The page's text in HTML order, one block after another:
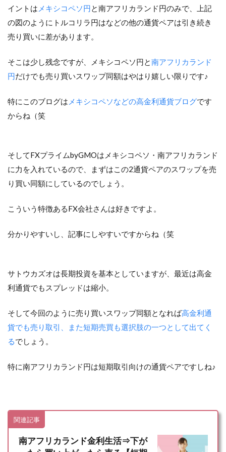
イントは メキシコペソ円と南アフリカランド円のみで、上記
の図のようにトルコリラ円はなどの他の通貨ペアは引き続き
売り買いに差があります。
そこは少し残念ですが、メキシコペソ円と南アフリカランド
円だけでも売り買いスワップ同額はやはり嬉しい限りです♪
特にこのブログは メキシコペソなどの高金利通貨ブログです
からね（笑
そしてFXプライムbyGMOはメキシコペソ・南アフリカランド
に力を入れているので、まずはこの2通貨ペアのスワップを売
り買い同額にしているのでしょう。
こういう特徴あるFX会社さんは好きですよ。
分かりやすいし、記事にしやすいですからね（笑
サトウカズオは長期投資を基本としていますが、最近は高金
利通貨でもスプレッドは縮小。
そして今回のように売り買いスワップ同額となれば高金利通
貨でも売り取引、また短期売買も選択肢の一つとして出てく
るでしょう。
特に南アフリカランド円は短期取引向けの通貨ペアですしね♪
関連記事
南アフリカランド金利生活⇒下が